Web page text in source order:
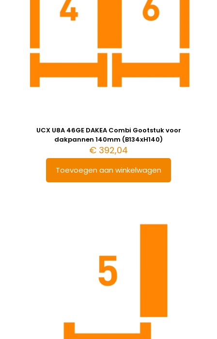
UCX U8A 46GE DAKEA Combi Gootstuk voor
dakpannen 140mm (B134xH140)
€ 392,04
Toevoegen aan winkelwagen